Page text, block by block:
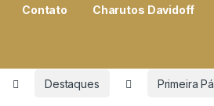
Contato Charutos Davidoff
Destaques Primeira